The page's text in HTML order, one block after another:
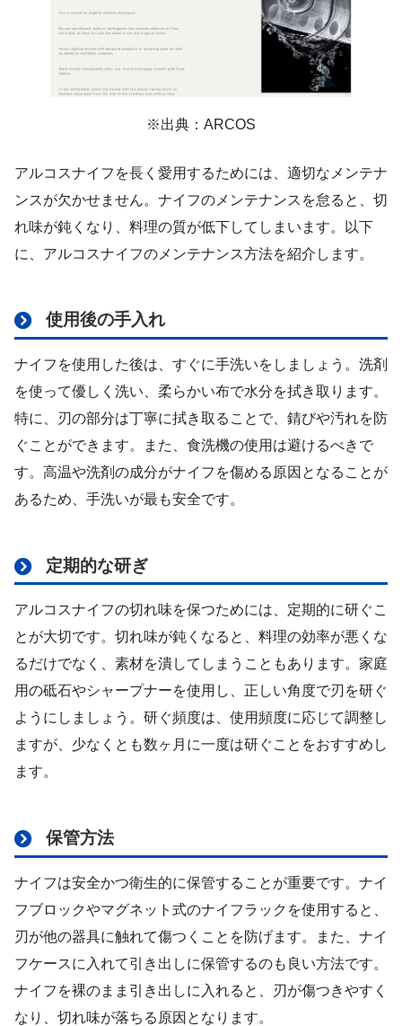
※出典：ARCOS
アルコスナイフを長く愛用するためには、適切なメンテナ
ンスが欠かせません。ナイフのメンテナンスを怠ると、切
れ味が鈍くなり、料理の質が低下してしまいます。以下
に、アルコスナイフのメンテナンス方法を紹介します。
使用後の手入れ
ナイフを使用した後は、すぐに手洗いをしましょう。洗剤
を使って優しく洗い、柔らかい布で水分を拭き取ります。
特に、刃の部分は丁寧に拭き取ることで、錆びや汚れを防
ぐことができます。また、食洗機の使用は避けるべきで
す。高温や洗剤の成分がナイフを傷める原因となることが
あるため、手洗いが最も安全です。
定期的な研ぎ
アルコスナイフの切れ味を保つためには、定期的に研ぐこ
とが大切です。切れ味が鈍くなると、料理の効率が悪くな
るだけでなく、素材を潰してしまうこともあります。家庭
用の砥石やシャープナーを使用し、正しい角度で刃を研ぐ
ようにしましょう。研ぐ頻度は、使用頻度に応じて調整し
ますが、少なくとも数ヶ月に一度は研ぐことをおすすめし
ます。
保管方法
ナイフは安全かつ衛生的に保管することが重要です。ナイ
フブロックやマグネット式のナイフラックを使用すると、
刃が他の器具に触れて傷つくことを防げます。また、ナイ
フケースに入れて引き出しに保管するのも良い方法です。
ナイフを裸のまま引き出しに入れると、刃が傷つきやすく
なり、切れ味が落ちる原因となります。